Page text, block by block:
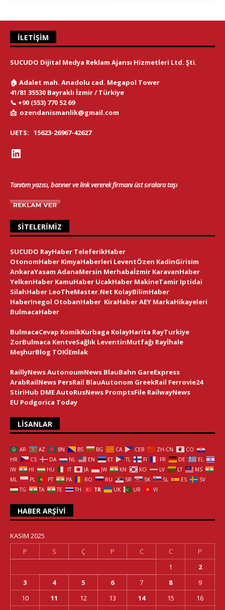
İLETIŞIM
SUCUDO Dijital Medya Reklam Ajansı Hizmetleri Ltd. Şti.
🏠 Adalet mah. Anadolu cad. Megapol Tower
41/81 35530 Bayraklı İzmir / Türkiye
📞 +90 (553) 770 52 69
📩 ozendanismanlik@gmail.com
UETS: 15623-26967-42627
Tanıtım yazısı, banner ve link vererek firmanı üst sıralara taşı
SITELERIMIZ
SUCUDO RayHaber TeleferikHaber
OtonomHaber KimyaHaberleri LeventÖzen KadinGirisim
AnkaraYasam AdanaMersin Merhabaİzmir KaravanHaber
YelkenHaber KamuHaber UcakHaber MakineTamir Iptidai
SilahHaber LeoTheMaster.Net KolayBilimHaber
HaberInegol OtobanHaber KiraHaberAEY MarkaHikayeleri
BulmacaHaber
BulmacaCevap KomikKurbaga KolayHarita RayTurkiye
ZorBulmaca KentveSağlık LeventinMutfağı Rayİhale
MeşhurBlog TOKİEmlak
RaillyNewsAutonoumNews BlauBahn GareExpress
ArabRailNews PersRail BlauAutonom GreekRail Ferrovie24
StiriHub DMEAutoRusNews PromptsFile RailwayNews
EU Podgorica Today
LISANLAR
AR AZ BN BS BG CA CEB ZH-CN
CO
HR
CS DA NL EN ET TL FI FR DE
EL
IW
HI HU IT JA JW KN KO LV LT
MS
ML
PL PT PA RO RU SR SK SL ES
SV
TG
TA TE TH TR UK UR VI
HABER ARŞIVI
KASIM 2025
P
S Ç P C C
P
1
2
3
4 5 6 7 8
9
10
11 12 13 14 15
16